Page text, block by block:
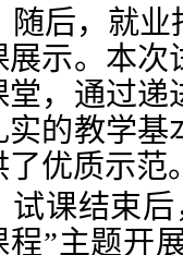
随后，就
展示。本次
堂，通过递
实的教学基
了优质示范
试课结束
程”主题开